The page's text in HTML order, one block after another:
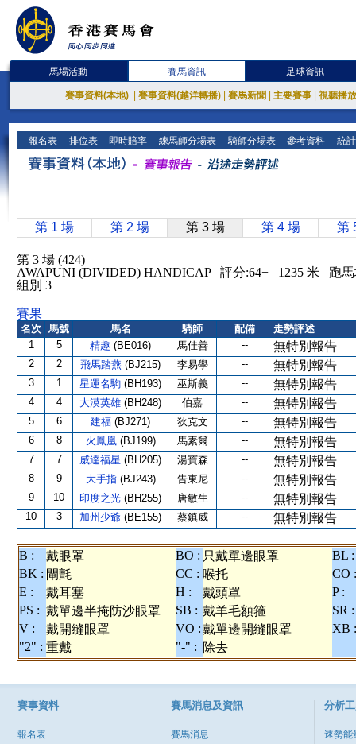
馬場活動 賽馬資訊 足球資訊
賽事資料(本地) 賽事資料(越洋轉播) 賽馬新聞 主要賽事 視聽播
報名表 排位表 即時賠率 練馬師分場表 騎師分場表 參考資料 統
第 1 場 第 2 場 第 3 場 第 4 場 第
第 3 場 (424)
AWAPUNI (DIVIDED) HANDICAP 評分:64+ 1235 米 跑
組別 3
賽果
名次 馬號 馬名 騎師 配備
走勢評述
1
5 精趣 (BE016) 馬佳善 -- 無特別報告
2 2 飛馬踏燕 (BJ215) 李易學 -- 無特別報告
3 1 星運名駒 (BH193) 巫斯義 -- 無特別報告
4 4 大漠英雄 (BH248) 伯嘉 -- 無特別報告
5 6 建福 (BJ271) 狄克文 -- 無特別報告
6 8 火鳳凰 (BJ199) 馬素爾 -- 無特別報告
7 7 威達福星 (BH205) 湯寶森 -- 無特別報告
8 9 大手指 (BJ243) 告東尼 -- 無特別報告
9 10 印度之光 (BH255) 唐敏生 -- 無特別報告
10 3 加州少爺 (BE155) 蔡鎮威 -- 無特別報告
B : 戴眼罩 BO : 只戴單邊眼罩
BL :
BK : 閘氈 CC : 喉托
CO :
E :
戴耳塞 H : 戴頭罩
P :
PS : 戴單邊半掩防沙眼罩 SB : 戴羊毛額箍
SR :
V :
戴開縫眼罩 VO :戴單邊開縫眼罩
XB :
"2" : 重戴 "-" : 除去
賽事資料
報名表
賽馬消息及資訊
賽馬消息
分析
速勢能